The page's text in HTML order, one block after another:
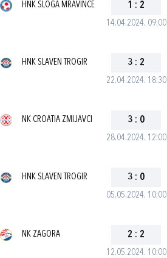
14.04.2024. 09:00
HNK SLOGA MRAVINCE 1 : 2
22.04.2024. 18:30
HNK SLAVEN TROGIR 3 : 2
28.04.2024. 12:00
NK CROATIA ZMIJAVCI 3 : 0
05.05.2024. 10:00
HNK SLAVEN TROGIR 3 : 0
12.05.2024. 10:00
NK ZAGORA 2 : 2